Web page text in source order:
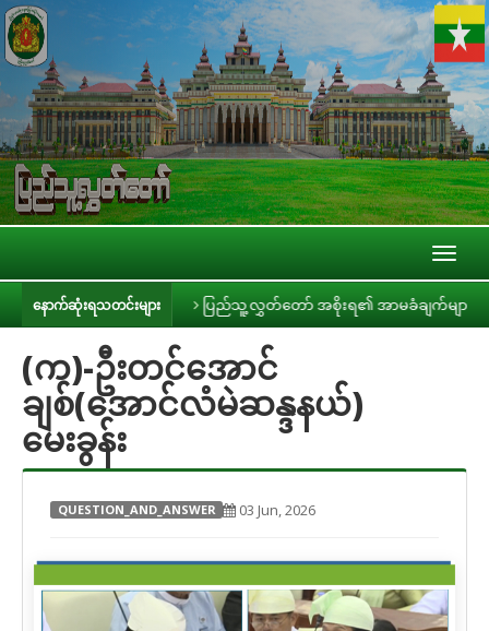
နောက်ဆုံးရသတင်းများ
ားနှင့် တွေ့ဆုံ ပြည်သူ့လွှတ်တော် အစိုးရ၏ အာမခံချက်များ၊ ကတိများနှ
(က)-ဦးတင်အောင်
ချစ်(အောင်လံမဲဆန္ဒနယ်)
မေးခွန်း
QUESTION_AND_ANSWER 03 Jun, 2026